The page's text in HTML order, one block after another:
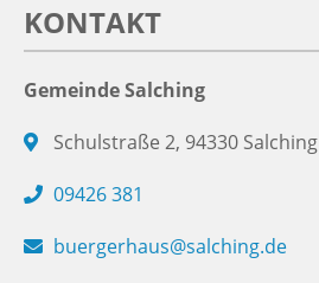
KONTAKT
Gemeinde Salching
Schulstraße 2, 94330 Salching
09426 381
buergerhaus@salching.de